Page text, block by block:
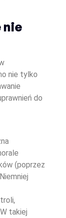
nie
nie tylko
do
(poprzez
takiej